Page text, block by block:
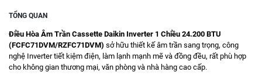
TỔNG QUAN
Điều Hòa Âm Trần Cassette Daikin Inverter 1 Chiều 24.200 BTU
(FCFC71DVM/RZFC71DVM) sở hữu thiết kế âm trần sang trọng, công
nghệ Inverter tiết kiệm điện, làm lạnh mạnh mẽ và đồng đều, rất phù hợp
cho không gian thương mại, văn phòng và nhà hàng cao cấp.